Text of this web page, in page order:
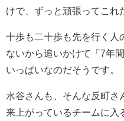
けで、ずっと頑張ってこれ
十歩も二十歩も先を行く人
ないから追いかけて「7年
いっぱいなのだそうです。
水谷さんも、そんな反町さ
来上がっているチームに入